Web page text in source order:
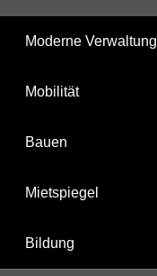
Moderne Verwaltung
Mobilität
Bauen
Mietspiegel
Bildung